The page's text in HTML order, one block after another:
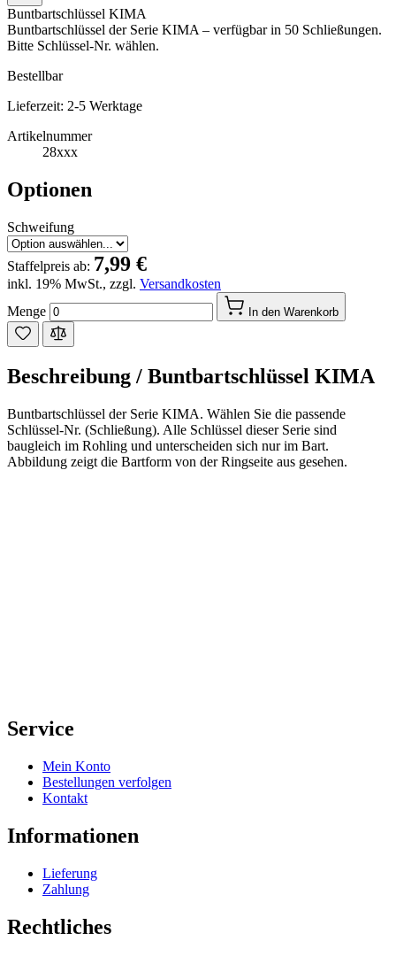
Buntbartschlüssel KIMA
Buntbartschlüssel der Serie KIMA – verfügbar in 50 Schließungen.
Bitte Schlüssel-Nr. wählen.
Bestellbar
Lieferzeit: 2-5 Werktage
Artikelnummer
28xxx
Optionen
Schweifung
Staffelpreis ab: 7,99 €
inkl. 19% MwSt., zzgl. Versandkosten
Menge
In den Warenkorb
Beschreibung / Buntbartschlüssel KIMA
Buntbartschlüssel der Serie KIMA. Wählen Sie die passende
Schlüssel-Nr. (Schließung). Alle Schlüssel dieser Serie sind
baugleich im Rohling und unterscheiden sich nur im Bart.
Abbildung zeigt die Bartform von der Ringseite aus gesehen.
Service
Mein Konto
Bestellungen verfolgen
Kontakt
Informationen
Lieferung
Zahlung
Rechtliches